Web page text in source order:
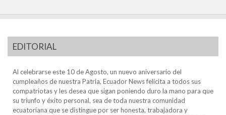
EDITORIAL
Al celebrarse este 10 de Agosto, un nuevo aniversario del
cumpleaños de nuestra Patria, Ecuador News felicita a todos sus
compatriotas y les desea que sigan poniendo duro la mano para que
su triunfo y éxito personal, sea de toda nuestra comunidad
ecuatoriana que se distingue por ser honesta, trabajadora y